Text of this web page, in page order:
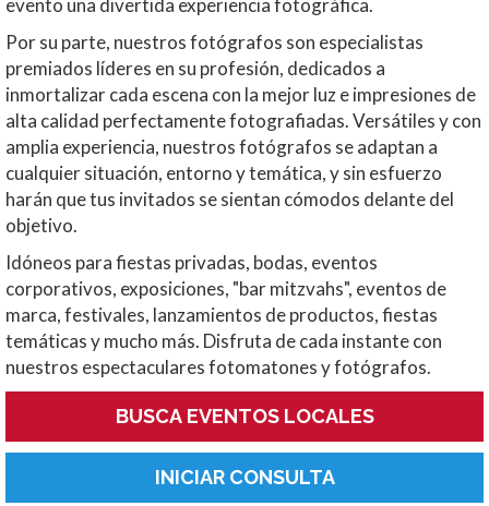
Por su parte, nuestros fotógrafos son especialistas
premiados líderes en su profesión, dedicados a
inmortalizar cada escena con la mejor luz e impresiones de
alta calidad perfectamente fotografiadas. Versátiles y con
amplia experiencia, nuestros fotógrafos se adaptan a
cualquier situación, entorno y temática, y sin esfuerzo
harán que tus invitados se sientan cómodos delante del
objetivo.
Idóneos para fiestas privadas, bodas, eventos
corporativos, exposiciones, "bar mitzvahs", eventos de
marca, festivales, lanzamientos de productos, fiestas
temáticas y mucho más. Disfruta de cada instante con
nuestros espectaculares fotomatones y fotógrafos.
BUSCA EVENTOS LOCALES
INICIAR CONSULTA